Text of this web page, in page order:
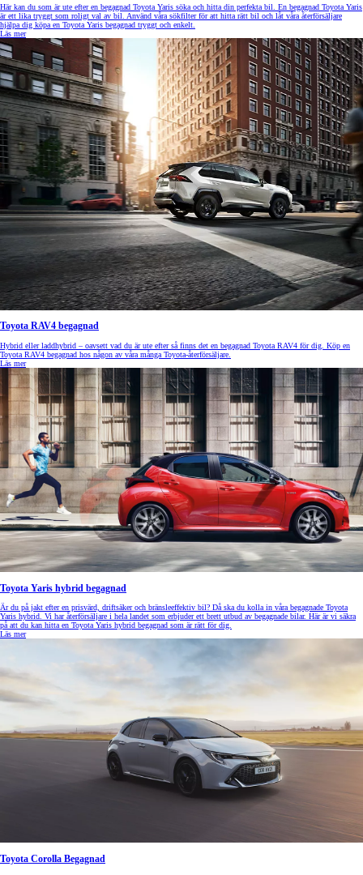
Här kan du som är ute efter en begagnad Toyota Yaris söka och hitta din perfekta bil. En begagnad Toyota Yaris
är ett lika tryggt som roligt val av bil. Använd våra sökfilter för att hitta rätt bil och låt våra återförsäljare
hjälpa dig köpa en Toyota Yaris begagnad tryggt och enkelt.
Läs mer
Toyota RAV4 begagnad
Hybrid eller laddhybrid – oavsett vad du är ute efter så finns det en begagnad Toyota RAV4 för dig. Köp en
Toyota RAV4 begagnad hos någon av våra många Toyota-återförsäljare.
Läs mer
Toyota Yaris hybrid begagnad
Är du på jakt efter en prisvärd, driftsäker och bränsleeffektiv bil? Då ska du kolla in våra begagnade Toyota
Yaris hybrid. Vi har återförsäljare i hela landet som erbjuder ett brett utbud av begagnade bilar. Här är vi säkra
på att du kan hitta en Toyota Yaris hybrid begagnad som är rätt för dig.
Läs mer
Toyota Corolla Begagnad